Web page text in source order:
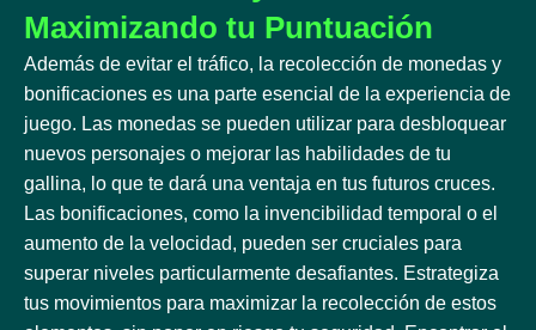
Maximizando tu Puntuación
Además de evitar el tráfico, la recolección de monedas y
bonificaciones es una parte esencial de la experiencia de
juego. Las monedas se pueden utilizar para desbloquear
nuevos personajes o mejorar las habilidades de tu
gallina, lo que te dará una ventaja en tus futuros cruces.
Las bonificaciones, como la invencibilidad temporal o el
aumento de la velocidad, pueden ser cruciales para
superar niveles particularmente desafiantes. Estrategiza
tus movimientos para maximizar la recolección de estos